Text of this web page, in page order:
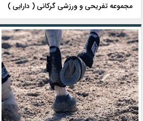
مجموعه تفریحی و ورزشی گرکانی ( دارایی )